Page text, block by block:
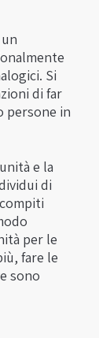
Si
di far
persone in
e la
di
per le
fare le
sono